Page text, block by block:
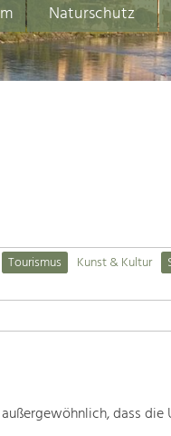
Naturschutz
Tourismus Kunst & Kultur
dass